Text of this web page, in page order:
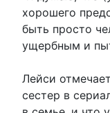
хорошего
быть просто
ущербным и
Лейси
сестер в